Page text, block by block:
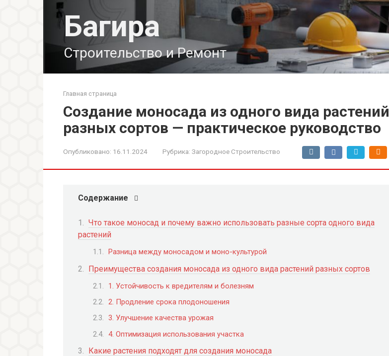
Багира
Строительство и Ремонт
Главная страница
Создание моносада из одного вида растений
разных сортов — практическое руководство
Опубликовано: 16.11.2024 Рубрика: Загородное Строительство
Содержание
Что такое моносад и почему важно использовать разные сорта одного вида
растений
Разница между моносадом и моно-культурой
Преимущества создания моносада из одного вида растений разных сортов
1. Устойчивость к вредителям и болезням
2. Продление срока плодоношения
3. Улучшение качества урожая
4. Оптимизация использования участка
Какие растения подходят для создания моносада